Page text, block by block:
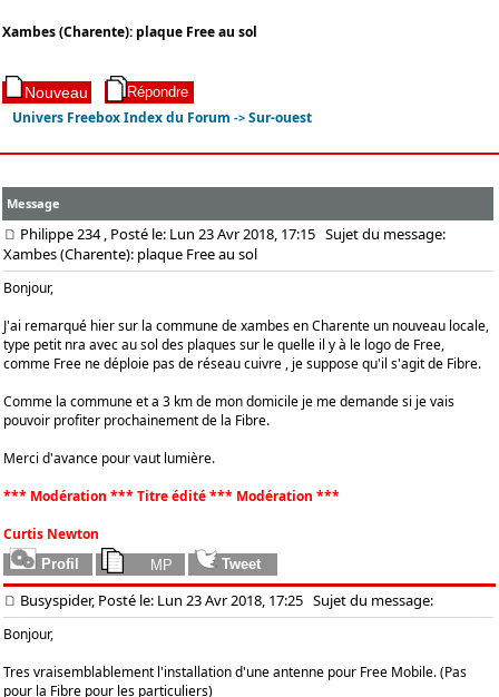
Xambes (Charente): plaque Free au sol
Univers Freebox Index du Forum ->Sur-ouest
Message
Philippe 234, Posté le: Lun 23 Avr 2018, 17:15 Sujet du message:
Xambes (Charente): plaque Free au sol
Bonjour,
J'ai remarqué hier sur la commune de xambes en Charente un nouveau locale,
type petit nra avec au sol des plaques sur le quelle il y à le logo de Free,
comme Free ne déploie pas de réseau cuivre , je suppose qu'il s'agit de Fibre.
Comme la commune et a 3 km de mon domicile je me demande si je vais
pouvoir profiter prochainement de la Fibre.
Merci d'avance pour vaut lumière.
*** Modération *** Titre édité *** Modération ***
Curtis Newton
Busyspider, Posté le: Lun 23 Avr 2018, 17:25 Sujet du message:
Bonjour,
Tres vraisemblablement l'installation d'une antenne pour Free Mobile. (Pas
pour la Fibre pour les particuliers)